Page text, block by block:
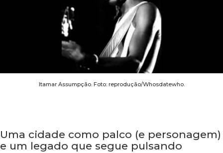
Itamar Assumpção. Foto: reprodução/Whosdatewho.
Uma cidade como palco (e personagem)
e um legado que segue pulsando